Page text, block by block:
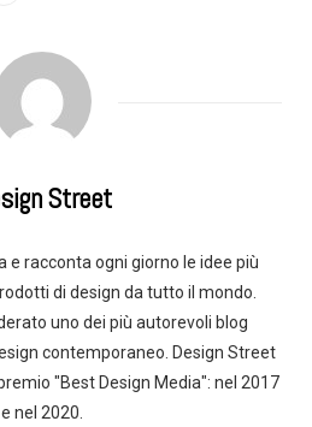
Street
e racconta ogni giorno le idee più
di design da tutto il mondo.
uno dei più autorevoli blog
contemporaneo. Design Street
"Best Design Media": nel 2017
e nel 2020.